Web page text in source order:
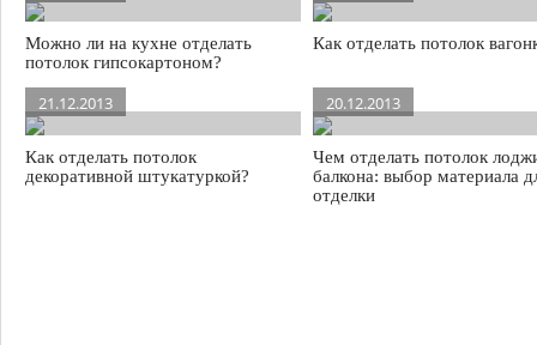
Можно ли на кухне отделать
потолок гипсокартоном?
Как отделать потолок
21.12.2013
Как отделать потолок
декоративной штукатуркой?
20.12.2013
Чем отделать потолок
балкона: выбор материала
отделки